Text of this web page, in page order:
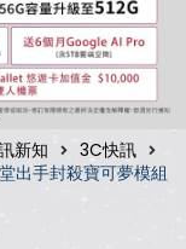
新知
3C快訊
出手封殺寶可夢模組